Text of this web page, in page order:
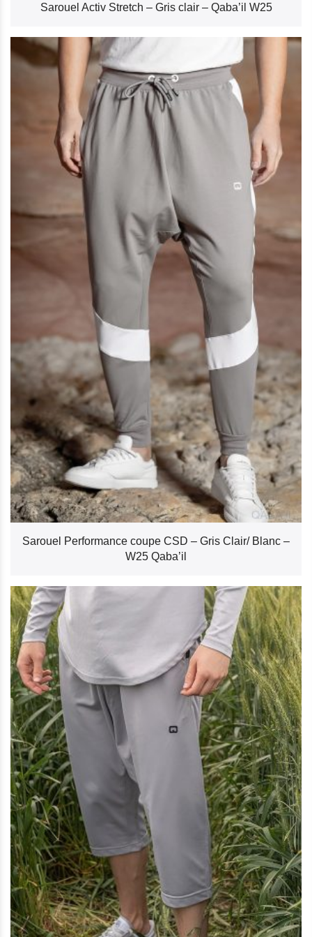
Sarouel Activ Stretch – Gris clair – Qaba’il W25
Sarouel Performance coupe CSD – Gris Clair/ Blanc –
W25 Qaba’il